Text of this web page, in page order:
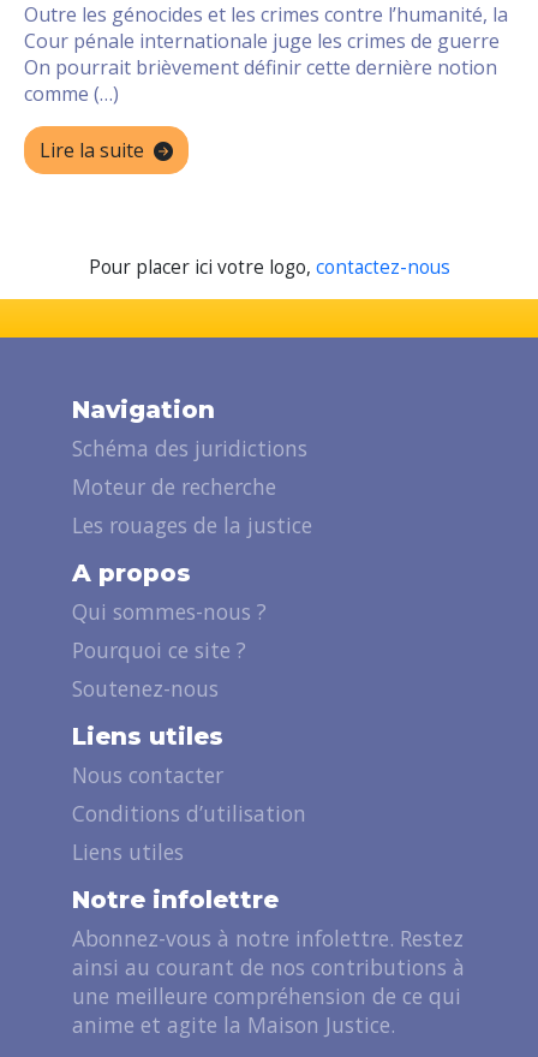
Outre les génocides et les crimes contre l’humanité, la
Cour pénale internationale juge les crimes de guerre
On pourrait brièvement définir cette dernière notion
comme (…)
Lire la suite
Pour placer ici votre logo, contactez-nous
Navigation
Schéma des juridictions
Moteur de recherche
Les rouages de la justice
A propos
Qui sommes-nous ?
Pourquoi ce site ?
Soutenez-nous
Liens utiles
Nous contacter
Conditions d’utilisation
Liens utiles
Notre infolettre
Abonnez-vous à notre infolettre. Restez
ainsi au courant de nos contributions à
une meilleure compréhension de ce qui
anime et agite la Maison Justice.